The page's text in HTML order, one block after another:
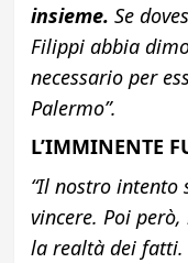
insieme. Se
Filippi abbia
necessario per
Palermo”.
L’IMMINENTE
“Il nostro intento
vincere. Poi
la realtà dei fatti.